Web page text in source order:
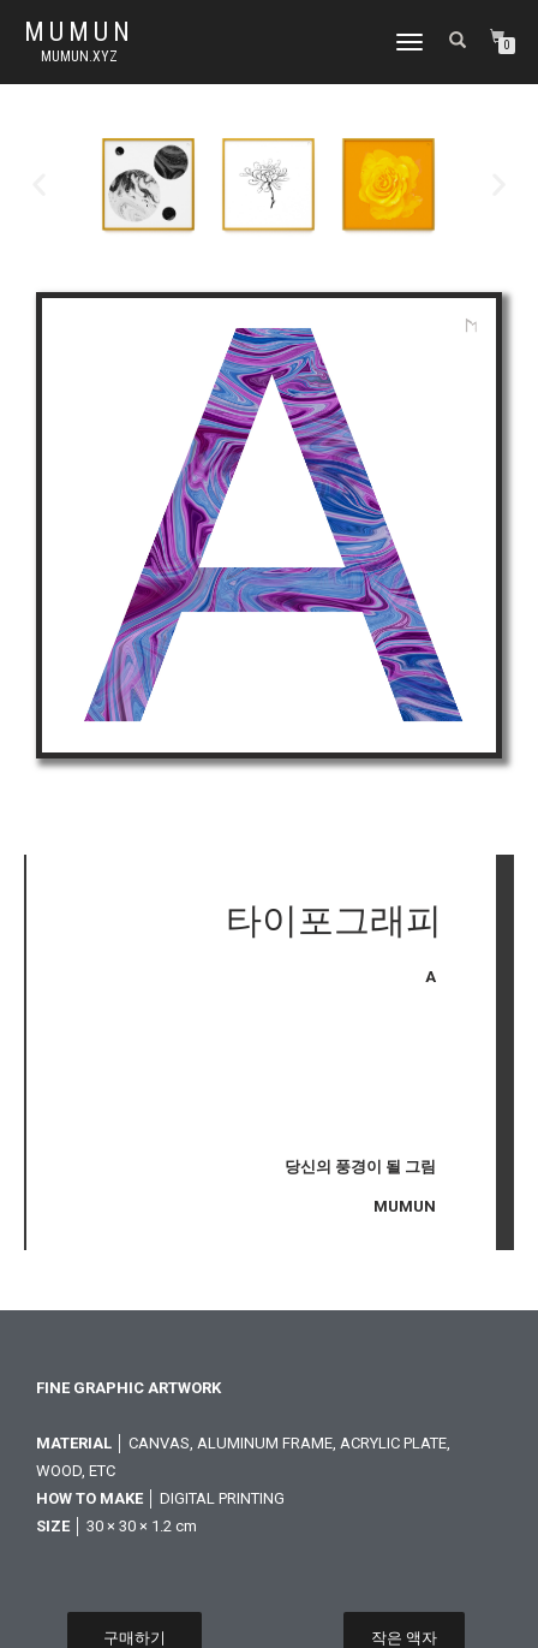
MUMUN
MUMUN.XYZ
토
내
게
이
션
0
타이포그래피
A
당신의 풍경이 될 그림
MUMUN
FINE GRAPHIC ARTWORK
MATERIAL │ CANVAS, ALUMINUM FRAME, ACRYLIC PLATE,
WOOD, ETC
HOW TO MAKE │ DIGITAL PRINTING
SIZE │ 30 × 30 × 1.2 cm
구매하기 작은 액자